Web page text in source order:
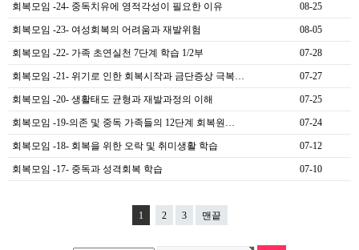
회복모임 -24- 중독치유에 영적각성이 필요한 이유 08-25
회복모임 -23- 여성회복의 어려움과 재발위험 08-05
회복모임 -22- 가족 초연실천 7단계 학습 1/2부 07-28
회복모임 -21- 위기로 인한 회복시작과 금단증상 극복… 07-27
회복모임 -20- 생활태도 균형과 재발과정의 이해 07-25
회복모임 -19-의존 및 중독 가족들의 12단계 회복원… 07-24
회복모임 -18- 회복을 위한 오락 및 취미생활 학습 07-12
회복모임 -17- 중독과 성격회복 학습 07-10
1 2 3 맨끝